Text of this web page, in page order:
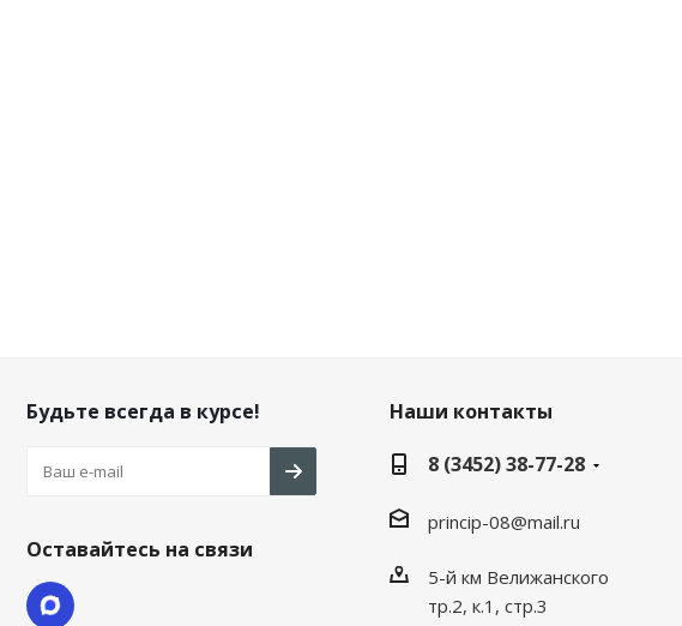
Будьте всегда в курсе!
Оставайтесь на связи
Наши контакты
8 (3452) 38-77-28
princip-08@mail.ru
5-й км Велижанского
тр.2, к.1, стр.3